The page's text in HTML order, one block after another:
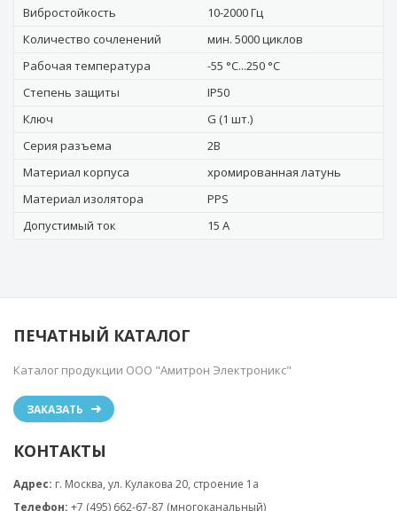
Вибростойкость
10-2000 Гц
Количество сочленений
мин. 5000 циклов
Рабочая температура
-55 °C...250 °C
Степень защиты
IP50
Ключ
G (1 шт.)
Серия разъема
2B
Материал корпуса
хромированная латунь
Материал изолятора
PPS
Допустимый ток
15 А
ПЕЧАТНЫЙ КАТАЛОГ
Каталог продукции ООО "Амитрон Электроникс"
ЗАКАЗАТЬ
КОНТАКТЫ
Адрес: г. Москва, ул. Кулакова 20, строение 1a
Телефон: +7 (495) 662-67-87 (многоканальный)